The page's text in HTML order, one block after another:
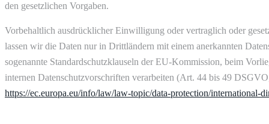
den gesetzlichen Vorgaben.
Vorbehaltlich ausdrücklicher Einwilligung oder vertraglich oder
lassen wir die Daten nur in Drittländern mit einem anerkannten
sogenannte Standardschutzklauseln der EU-Kommission, beim
internen Datenschutzvorschriften verarbeiten (Art. 44 bis 49
https://ec.europa.eu/info/law/law-topic/data-protection/international-